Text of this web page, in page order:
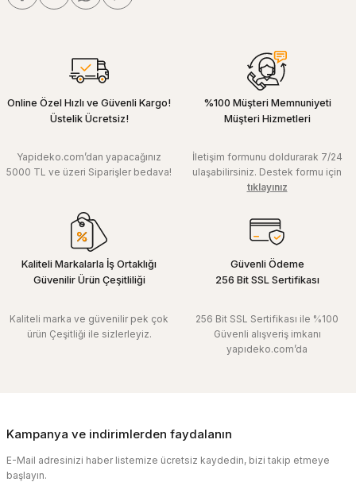
Online Özel Hızlı ve Güvenli Kargo!
Üstelik Ücretsiz!
Yapideko.com’dan yapacağınız
5000 TL ve üzeri Siparişler bedava!
%100 Müşteri Memnuniyeti
Müşteri Hizmetleri
İletişim formunu doldurarak 7/24
ulaşabilirsiniz. Destek formu için
tıklayınız
Kaliteli Markalarla İş Ortaklığı
Güvenilir Ürün Çeşitliliği
Kaliteli marka ve güvenilir pek çok
ürün Çeşitliği ile sizlerleyiz.
Güvenli Ödeme
256 Bit SSL Sertifikası
256 Bit SSL Sertifikası ile %100
Güvenli alışveriş imkanı
yapıdeko.com’da
Kampanya ve indirimlerden faydalanın
E-Mail adresinizi haber listemize ücretsiz kaydedin, bizi takip etmeye
başlayın.